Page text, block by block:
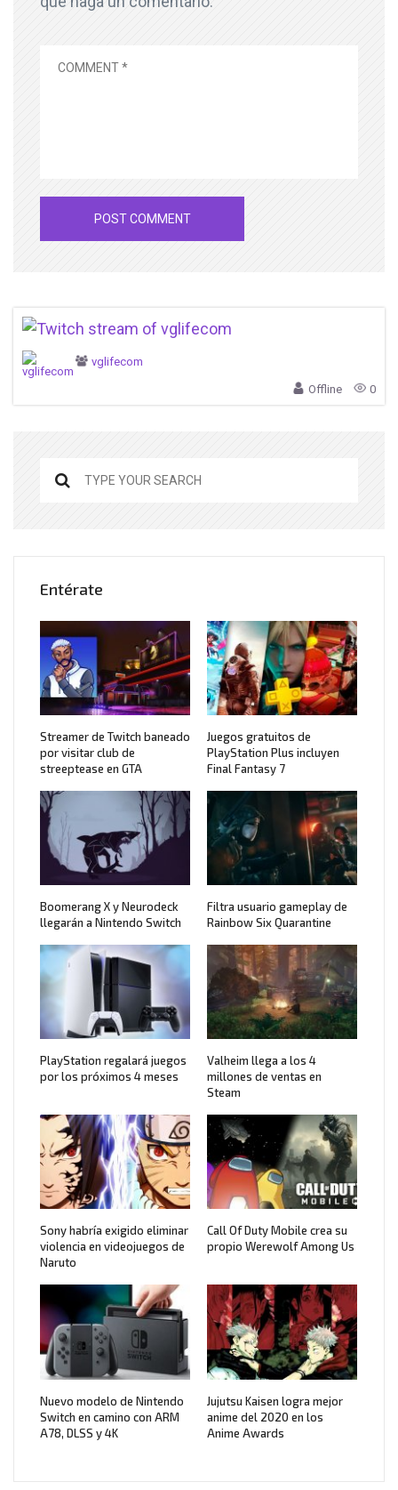
vglifecom
Offline 0
Entérate
Streamer de Twitch baneado
por visitar club de
streeptease en GTA
Juegos gratuitos de
PlayStation Plus incluyen
Final Fantasy 7
Boomerang X y Neurodeck
llegarán a Nintendo Switch
Filtra usuario gameplay de
Rainbow Six Quarantine
PlayStation regalará juegos
por los próximos 4 meses
Valheim llega a los 4
millones de ventas en
Steam
Sony habría exigido eliminar
violencia en videojuegos de
Naruto
Call Of Duty Mobile crea su
propio Werewolf Among Us
Nuevo modelo de Nintendo
Switch en camino con ARM
A78, DLSS y 4K
Jujutsu Kaisen logra mejor
anime del 2020 en los
Anime Awards